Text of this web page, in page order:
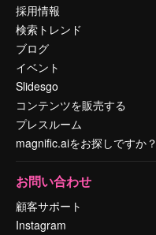
採用情報
検索トレンド
ブログ
イベント
Slidesgo
コンテンツを販売する
プレスルーム
magnific.aiをお探しですか？
お問い合わせ
顧客サポート
Instagram